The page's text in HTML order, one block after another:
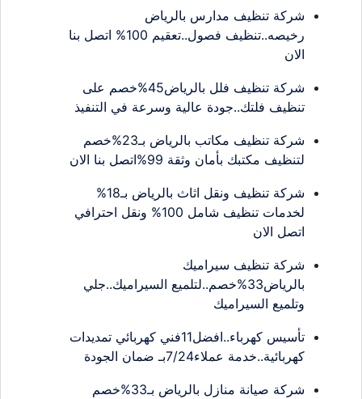
شركة تنظيف مدارس بالرياض
رخيصه..تنظيف فصول..تعقيم 100% اتصل بنا
الان
شركة تنظيف فلل بالرياض45%خصم على
تنظيف فلتك..جودة عالية وسرعة في التنفيذ
شركة تنظيف مكاتب بالرياض بـ23%خصم
لتنظيف مكتبك بأمان وثقة 99%اتصل بنا الان
شركة تنظيف ونقل اثاث بالرياض بـ18%
لخدمات تنظيف شامل 100% ونقل احترافي
اتصل الان
شركة تنظيف سيراميك
بالرياض33%خصم..لتلميع السيراميك..جلي
وتلميع السيراميك
تأسيس كهرباء..افضل11فني كهربائي تمديدات
كهربائية..خدمة عملاء7/24بـ ضمان الجودة
شركة صيانة منازل بالرياض بـ33%خصم